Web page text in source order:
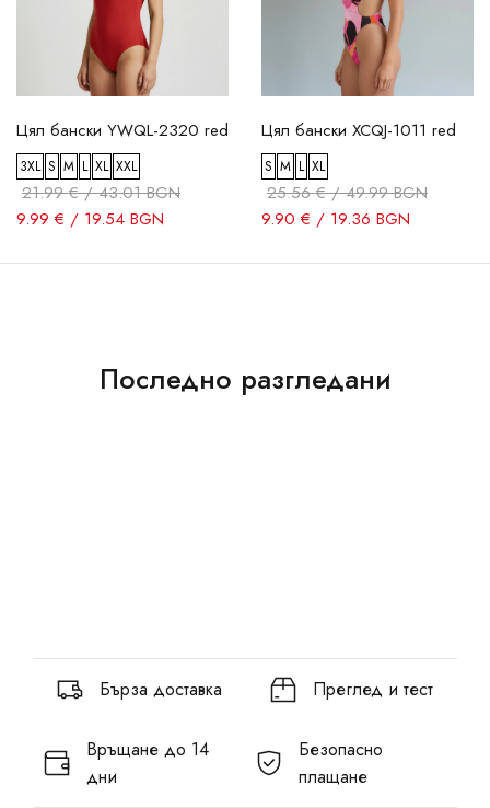
Цял бански YWQL-2320 red
3XL S M L XL XXL
21.99 € / 43.01 BGN
9.99 € / 19.54 BGN
Цял бански XCQJ-1011 red
S M L XL
25.56 € / 49.99 BGN
9.90 € / 19.36 BGN
Последно разгледани
Бърза доставка Преглед и тест
Връщане до 14
дни
Безопасно
плащане